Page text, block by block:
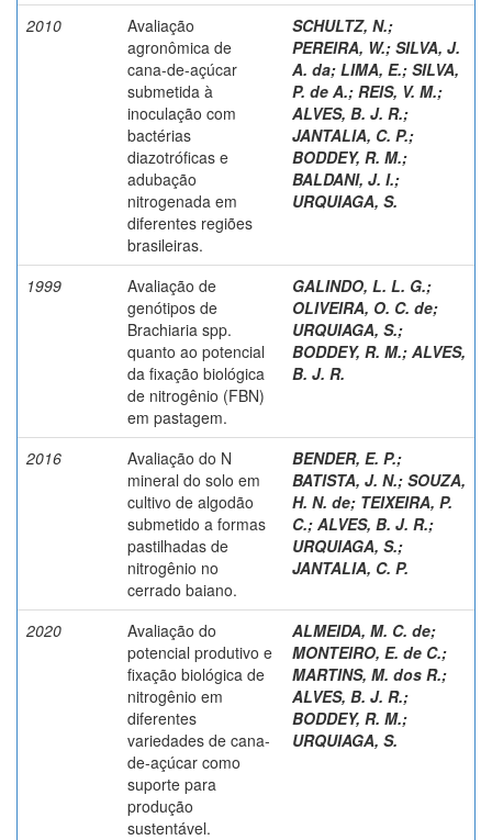
2010
Avaliação
agronômica de
cana-de-açúcar
submetida à
inoculação com
bactérias
diazotróficas e
adubação
nitrogenada em
diferentes regiões
brasileiras.
SCHULTZ, N.;
PEREIRA, W.; SILVA, J.
A. da; LIMA, E.; SILVA,
P. de A.; REIS, V. M.;
ALVES, B. J. R.;
JANTALIA, C. P.;
BODDEY, R. M.;
BALDANI, J. I.;
URQUIAGA, S.
1999
Avaliação de
genótipos de
Brachiaria spp.
quanto ao potencial
da fixação biológica
de nitrogênio (FBN)
em pastagem.
GALINDO, L. L. G.;
OLIVEIRA, O. C. de;
URQUIAGA, S.;
BODDEY, R. M.; ALVES,
B. J. R.
2016
Avaliação do N
mineral do solo em
cultivo de algodão
submetido a formas
pastilhadas de
nitrogênio no
cerrado baiano.
BENDER, E. P.;
BATISTA, J. N.; SOUZA,
H. N. de; TEIXEIRA, P.
C.; ALVES, B. J. R.;
URQUIAGA, S.;
JANTALIA, C. P.
2020
Avaliação do
potencial produtivo e
fixação biológica de
nitrogênio em
diferentes
variedades de cana-
de-açúcar como
suporte para
produção
sustentável.
ALMEIDA, M. C. de;
MONTEIRO, E. de C.;
MARTINS, M. dos R.;
ALVES, B. J. R.;
BODDEY, R. M.;
URQUIAGA, S.